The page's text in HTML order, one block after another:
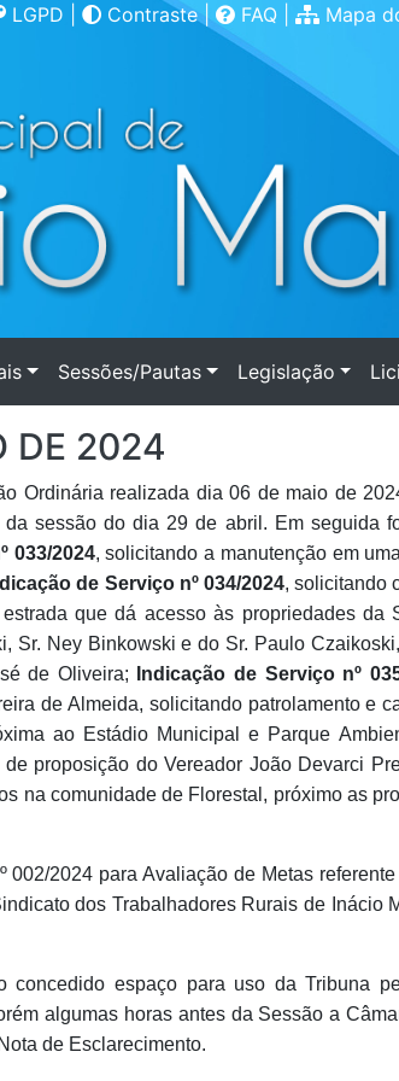
LGPD Contraste FAQ Mapa
Sessões/Pautas Legislação
DE 2024
Ordinária realizada dia 06 de maio de
da sessão do dia 29 de abril. Em seguida
033/2024, solicitando a manutenção em
de Serviço nº 034/2024, solicitando
que dá acesso às propriedades da
Sr. Ney Binkowski e do Sr. Paulo
de Oliveira;
Indicação de Serviço nº
de Almeida, solicitando patrolamento e
ao Estádio Municipal e Parque
de proposição do Vereador João Devarci
na comunidade de Florestal, próximo as
2024 para Avaliação de Metas
dos Trabalhadores Rurais de Inácio
espaço para uso da Tribuna
algumas horas antes da Sessão a
de Esclarecimento.